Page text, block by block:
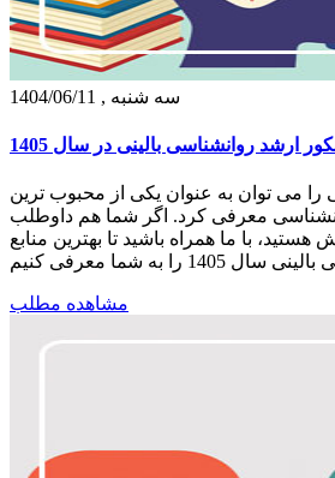
سه شنبه , 1404/06/11
ارشد روانشناسی بالینی در سال 1405
را می توان به عنوان یکی از محبوب ترین
معرفی کرد. اگر شما هم داوطلب
با ما همراه باشید تا بهترین منابع
مشاهده مطلب